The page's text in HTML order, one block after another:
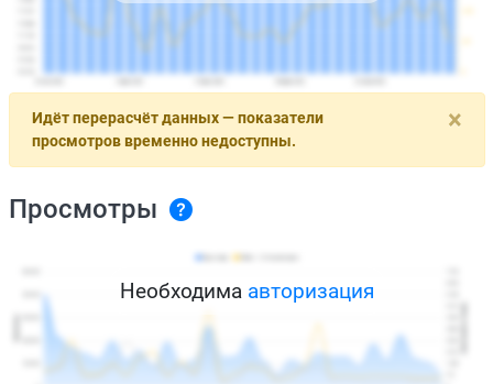
×
Идёт перерасчёт данных — показатели
просмотров временно недоступны.
Просмотры
Необходима авторизация